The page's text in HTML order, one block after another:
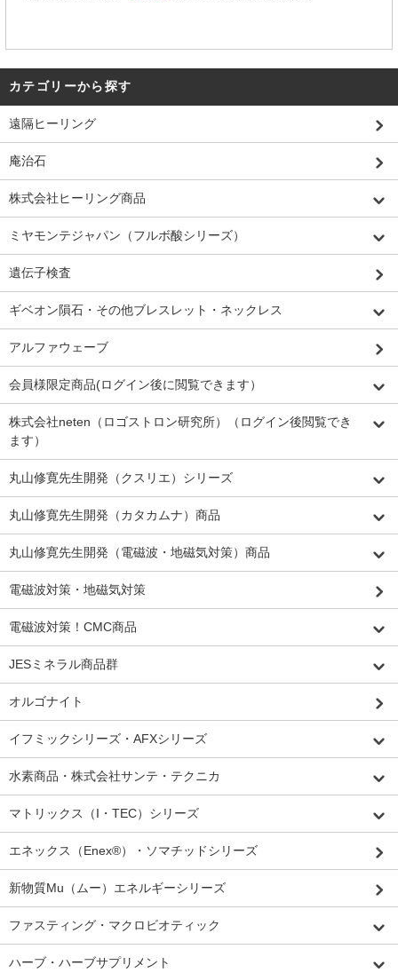
カテゴリーから探す
遠隔ヒーリング
庵治石
株式会社ヒーリング商品
ミヤモンテジャパン（フルボ酸シリーズ）
遺伝子検査
ギベオン隕石・その他ブレスレット・ネックレス
アルファウェーブ
会員様限定商品(ログイン後に閲覧できます）
株式会社neten（ロゴストロン研究所）（ログイン後閲覧でき
ます）
丸山修寛先生開発（クスリエ）シリーズ
丸山修寛先生開発（カタカムナ）商品
丸山修寛先生開発（電磁波・地磁気対策）商品
電磁波対策・地磁気対策
電磁波対策！CMC商品
JESミネラル商品群
オルゴナイト
イフミックシリーズ・AFXシリーズ
水素商品・株式会社サンテ・テクニカ
マトリックス（I・TEC）シリーズ
エネックス（Enex®）・ソマチッドシリーズ
新物質Mu（ムー）エネルギーシリーズ
ファスティング・マクロビオティック
ハーブ・ハーブサプリメント